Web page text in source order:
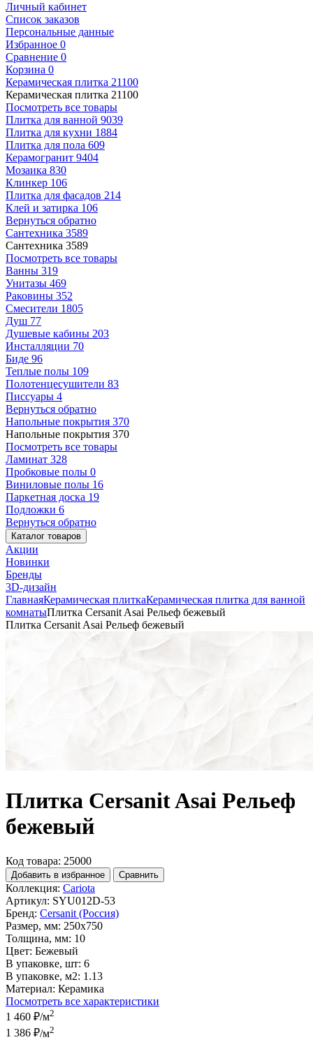
Личный кабинет
Список заказов
Персональные данные
Избранное 0
Сравнение 0
Корзина 0
Керамическая плитка 21100
Керамическая плитка 21100
Посмотреть все товары
Плитка для ванной 9039
Плитка для кухни 1884
Плитка для пола 609
Керамогранит 9404
Мозаика 830
Клинкер 106
Плитка для фасадов 214
Клей и затирка 106
Вернуться обратно
Сантехника 3589
Сантехника 3589
Посмотреть все товары
Ванны 319
Унитазы 469
Раковины 352
Смесители 1805
Душ 77
Душевые кабины 203
Инсталляции 70
Биде 96
Теплые полы 109
Полотенцесушители 83
Писсуары 4
Вернуться обратно
Напольные покрытия 370
Напольные покрытия 370
Посмотреть все товары
Ламинат 328
Пробковые полы 0
Виниловые полы 16
Паркетная доска 19
Подложки 6
Вернуться обратно
Каталог товаров
Акции
Новинки
Бренды
3D-дизайн
ГлавнаяКерамическая плиткаКерамическая плитка для ванной
комнатыПлитка Cersanit Asai Рельеф бежевый
Плитка Cersanit Asai Рельеф бежевый
Плитка Cersanit Asai Рельеф
бежевый
Код товара: 25000
Добавить в избранное Сравнить
Коллекция: Cariota
Артикул: SYU012D-53
Бренд: Cersanit (Россия)
Размер, мм: 250x750
Толщина, мм: 10
Цвет: Бежевый
В упаковке, шт: 6
В упаковке, м2: 1.13
Материал: Керамика
Посмотреть все характеристики
1 460 ₽/м2
1 386 ₽/м2